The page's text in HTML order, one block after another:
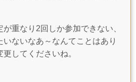
重なり2回しか参加できない、
ないなあ～なんてことはあり
してくださいね。